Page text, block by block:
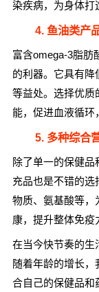
染疾病，为身体打
4. 鱼油类产
富含omega-3脂肪
的利器。它具有
等益处。选择优质
能，促进血液循环
5. 多种综合
除了单一的保健
充品也是不错的
物质、氨基酸等，
康，提升整体免疫
在当今快节奏的生
随着年龄的增长
合自己的保健品和